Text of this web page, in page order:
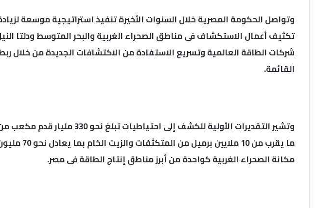
وتواصل الحكومة المصرية خلال السنوات الأخيرة تنفيذ استراتيجية موسعة
تكثيف أعمال الاستكشاف فى مناطق الصحراء الغربية والبحر المتوسط ودلتا
شركات الطاقة العالمية وتسريع الاستفادة من الاكتشافات الجديدة من خلال
القائمة.
وتشير التقديرات الأولية للكشف إلى
ما يقرب من 10
مكانة الصحراء الغربية كواحدة من أبرز مناطق إنتاج الطاقة فى مصر.